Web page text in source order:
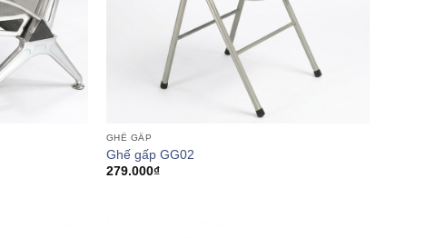
GHẾ GẤP
Ghế gấp GG02
279.000₫